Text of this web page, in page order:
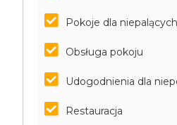
Pokoje dla niepalących
Obsługa pokoju
Udogodnienia dla
Restauracja